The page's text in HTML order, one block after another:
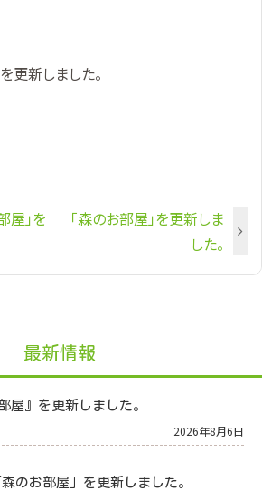
更新しました。
屋」を
「森のお部屋」を更新しま
した。
最新情報
屋』を更新しました。
2026年8月6日
のお部屋」を更新しました。